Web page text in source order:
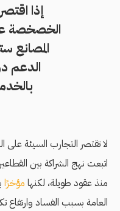
إذا
الخصخصة
المصانع
الدعم
لا تقتصر التجارب السيئة على
اتبعت نهج الشراكة بين
منذ عقود طويلة، لكنها مؤخرًا
العامة بسبب الفساد وارتفاع